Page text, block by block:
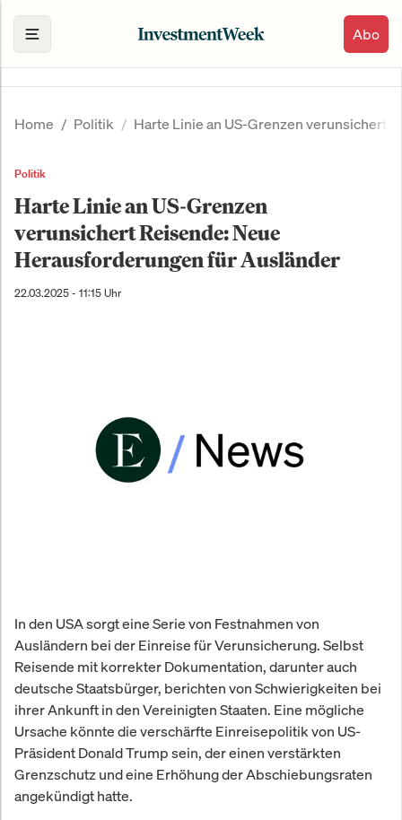
Abo
Home Politik Harte Linie an US-Grenzen verunsichert
Politik
Harte Linie an US-Grenzen
verunsichert Reisende: Neue
Herausforderungen für Ausländer
22.03.2025 - 11:15 Uhr
In den USA sorgt eine Serie von Festnahmen von
Ausländern bei der Einreise für Verunsicherung. Selbst
Reisende mit korrekter Dokumentation, darunter auch
deutsche Staatsbürger, berichten von Schwierigkeiten bei
ihrer Ankunft in den Vereinigten Staaten. Eine mögliche
Ursache könnte die verschärfte Einreisepolitik von US-
Präsident Donald Trump sein, der einen verstärkten
Grenzschutz und eine Erhöhung der Abschiebungsraten
angekündigt hatte.